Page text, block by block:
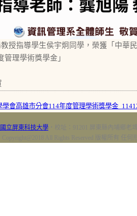
教授指導學生侯宇炯同學，榮獲「中華
理學術獎學金」
會高雄市分會114年度管理學術獎學金
國立屏東科技大學‧校址：91201 屏東縣內埔鄉老